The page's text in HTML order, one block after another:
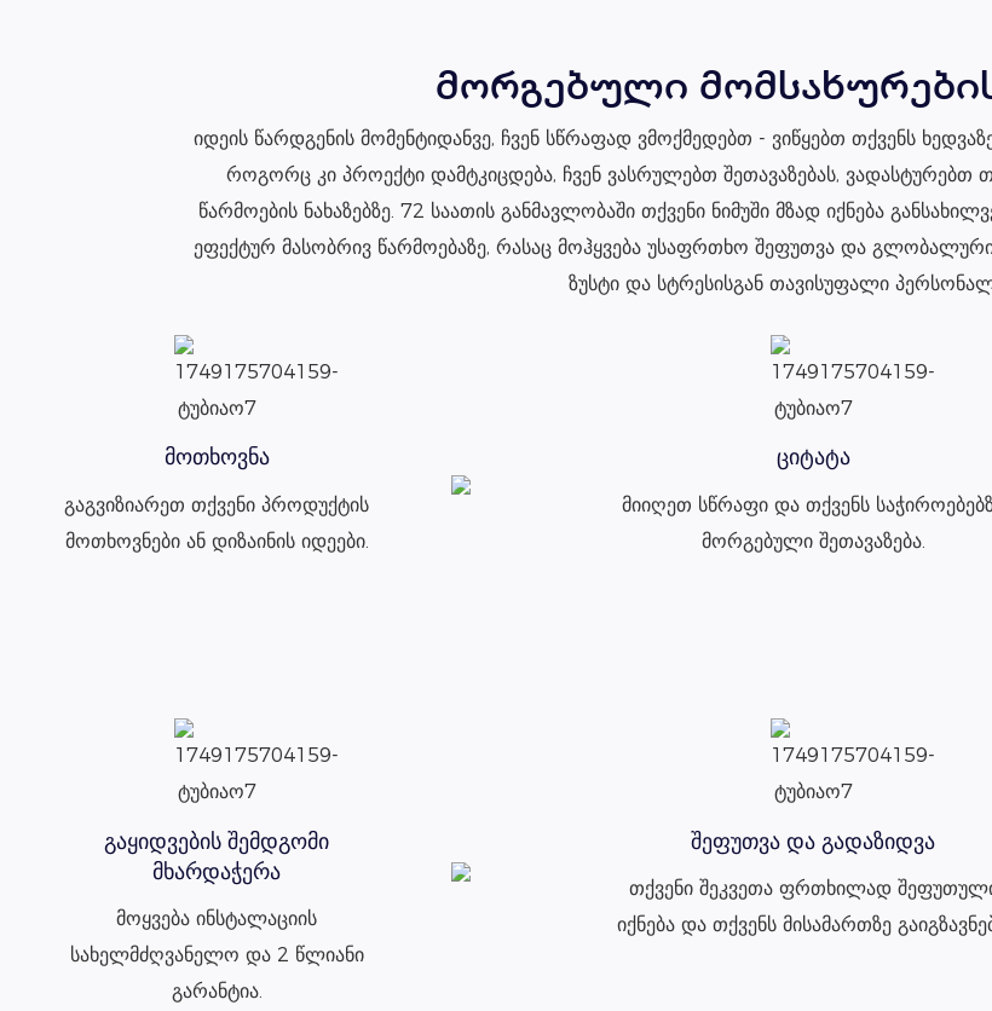
მორგებული
იდეის წარდგენის მომენტიდანვე, ჩვენ სწრაფად ვმოქმედებთ - ვიწყებთ თქვენს
როგორც კი პროექტი დამტკიცდება, ჩვენ ვასრულებთ შეთავაზებას,
წარმოების ნახაზებზე. 72 საათის განმავლობაში თქვენი ნიმუში მზად იქნება
ეფექტურ მასობრივ წარმოებაზე, რასაც მოჰყვება უსაფრთხო შეფუთვა და
ზუსტი და სტრესისგან თავისუფალი
მოთხოვნა
გაგვიზიარეთ თქვენი პროდუქტის
მოთხოვნები ან დიზაინის იდეები.
ციტატა
მიიღეთ სწრაფი და თქვენს
მორგებული შეთავაზება.
გაყიდვების შემდგომი
მხარდაჭერა
მოყვება ინსტალაციის
სახელმძღვანელო და 2 წლიანი
გარანტია.
შეფუთვა და გადაზიდვა
თქვენი შეკვეთა ფრთხილად
იქნება და თქვენს მისამართზე